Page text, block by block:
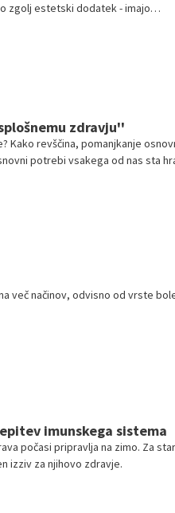
zgolj estetski dodatek - imajo
zdravju''
Kako revščina, pomanjkanje
potrebi vsakega od nas sta
več načinov, odvisno od vrste
imunskega sistema
počasi pripravlja na zimo. Za
izziv za njihovo zdravje.